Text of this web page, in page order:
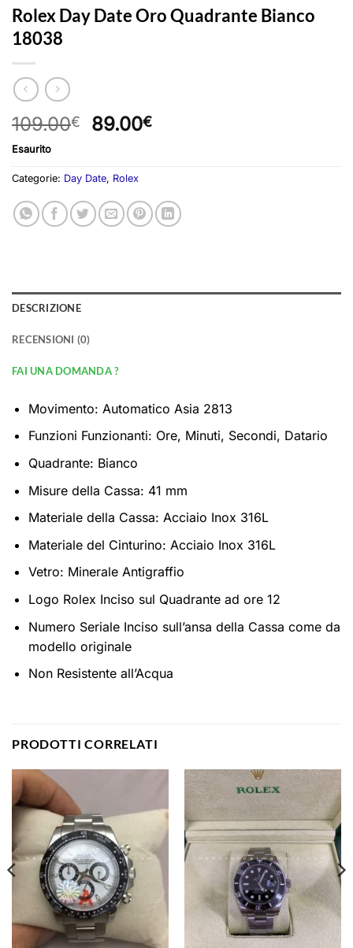
Rolex Day Date Oro Quadrante Bianco
18038
109.00€
Il
originale
era:
109.00€.
89.00€Il
attuale
89.00€.
Esaurito
Categorie: Day Date, Rolex
DESCRIZIONE
RECENSIONI (0)
FAI UNA DOMANDA ?
Movimento: Automatico Asia 2813
Funzioni Funzionanti: Ore, Minuti, Secondi, Datario
Quadrante: Bianco
Misure della Cassa: 41 mm
Materiale della Cassa: Acciaio Inox 316L
Materiale del Cinturino: Acciaio Inox 316L
Vetro: Minerale Antigraffio
Logo Rolex Inciso sul Quadrante ad ore 12
Numero Seriale Inciso sull’ansa della Cassa come da
modello originale
Non Resistente all’Acqua
PRODOTTI CORRELATI